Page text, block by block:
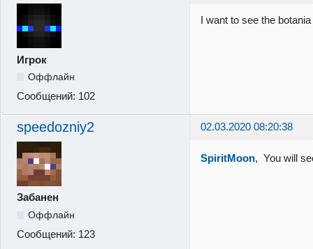
Игрок
Оффлайн
Сообщений: 102
I want to see the
speedozniy2 02.03.2020 08:20:38
Забанен
Оффлайн
Сообщений: 123
SpiritMoon, You will